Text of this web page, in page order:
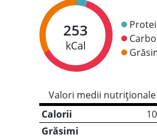
253
kCal
Valori medii
Calorii
Grăsimi